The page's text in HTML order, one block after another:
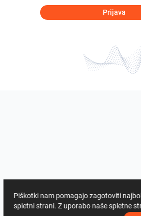
Prijava
Piškotki nam pomagajo zagotoviti
spletni strani. Z uporabo naše spletne